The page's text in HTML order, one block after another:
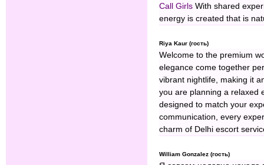
Call Girls With shared
energy is created that is
Riya Kaur (гость)
Welcome to the premium
elegance come together
vibrant nightlife, making it
you are planning a relaxed
designed to match your
communication, every
charm of Delhi escort
William Gonzalez (гость)